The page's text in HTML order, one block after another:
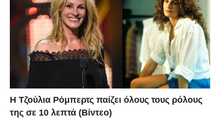
Η Τζούλια Ρόμπερτς παίζει όλους τους ρόλους
της σε 10 λεπτά (Βίντεο)